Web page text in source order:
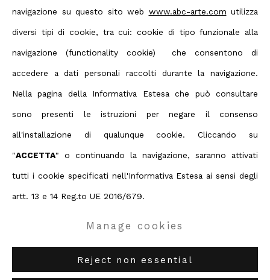
Jerry Zeniuk
Privacy Policy
Manage cookies
Terms & Conditions
Contact us on Whatsapp
Diritti d'autore 2026 ABC ARTE
via XX Settembre 11/A, 16121 Genova
navigazione su questo sito web www.abc-arte.com utilizza
diversi tipi di cookie, tra cui: cookie di tipo funzionale alla
navigazione (functionality cookie) che consentono di
accedere a dati personali raccolti durante la navigazione.
Nella pagina della Informativa Estesa che può consultare
sono presenti le istruzioni per negare il consenso
all'installazione di qualunque cookie. Cliccando su
"ACCETTA" o continuando la navigazione, saranno attivati
tutti i cookie specificati nell'Informativa Estesa ai sensi degli
artt. 13 e 14 Reg.to UE 2016/679.
Manage cookies
Reject non essential